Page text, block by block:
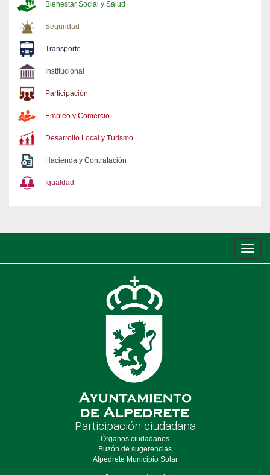
Bienestar Social y Salud
Seguridad
Transporte
Institucional
Participación
Empleo y Comercio
Desarrollo Local y Turismo
Hacienda y Contratación
Igualdad
de
Participación ciudadana
Órganos ciudadanos
Buzón de sugerencias
Alpedrete Municipio Solar